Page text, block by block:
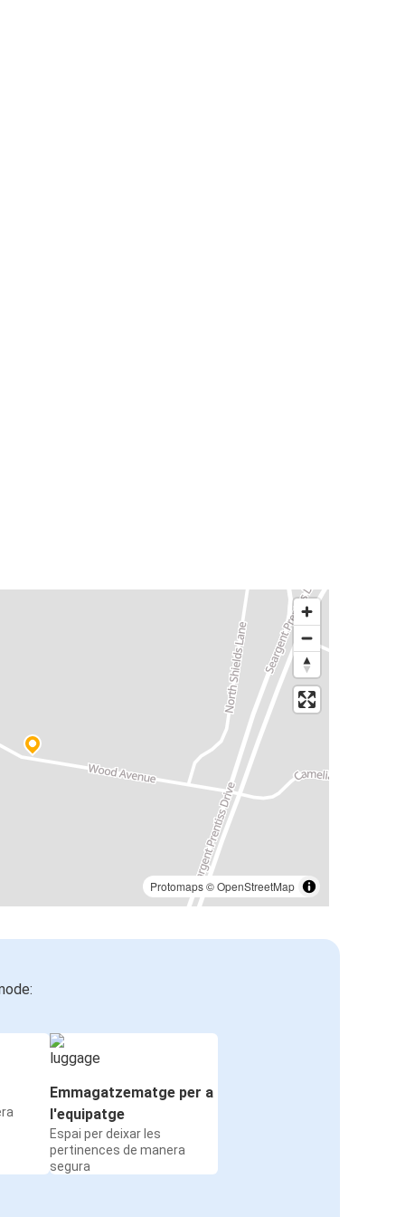
Protomaps©OpenStreetMap
Emmagatzematge per a
l'equipatge
Espai per deixar les
pertinences de manera
segura